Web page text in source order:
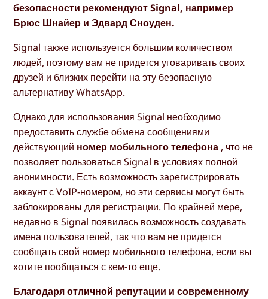
безопасности рекомендуют Signal, например
Брюс Шнайер и Эдвард Сноуден.
Signal также используется большим количеством
людей, поэтому вам не придется уговаривать своих
друзей и близких перейти на эту безопасную
альтернативу WhatsApp.
Однако для использования Signal необходимо
предоставить службе обмена сообщениями
действующий номер мобильного телефона , что не
позволяет пользоваться Signal в условиях полной
анонимности. Есть возможность зарегистрировать
аккаунт с VoIP-номером, но эти сервисы могут быть
заблокированы для регистрации. По крайней мере,
недавно в Signal появилась возможность создавать
имена пользователей, так что вам не придется
сообщать свой номер мобильного телефона, если вы
хотите пообщаться с кем-то еще.
Благодаря отличной репутации и современному